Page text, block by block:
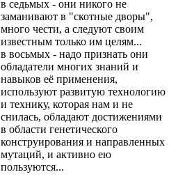
в седьмых - они никого не
заманивают в "скотные дворы",
много чести, а следуют своим
известным только им целям...
в восьмых - надо признать они
обладатели многих знаний и
навыков её применения,
используют развитую технологию
и технику, которая нам и не
снилась, обладают достижениями
в области генетического
конструирования и направленных
мутаций, и активно ею
пользуются...